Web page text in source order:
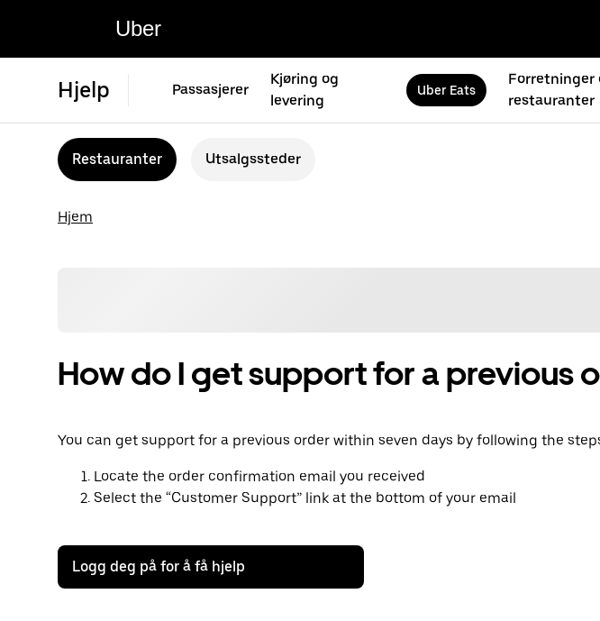
Uber
Hjelp Passasjerer
Kjøring og
levering
Uber Eats
Forretninger
restauranter
Restauranter Utsalgssteder
Hjem
How do I get support for a previous
You can get support for a previous order within seven days by following the
Locate the order confirmation email you received
Select the “Customer Support” link at the bottom of your email
Logg deg på for å få hjelp